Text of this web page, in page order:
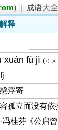
) |
成语大全
释
xuán fú jì (ㄍㄨ
浮寄
孤立而没有依
冯桂芬《公启